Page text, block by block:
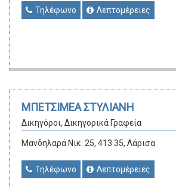
Τηλέφωνο Λεπτομέρειες
ΜΠΕΤΣΙΜΕΑ ΣΤΥΛΙΑΝΗ
Δικηγόροι, Δικηγορικά Γραφεία
Μανδηλαρά Νικ. 25, 413 35, Λάρισα
Τηλέφωνο Λεπτομέρειες